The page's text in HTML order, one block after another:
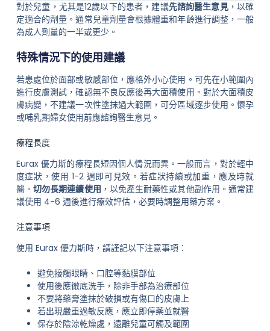
對於兒童，尤其是12歲以下的患者，建議先諮詢醫生意見，以確
定適合的劑量。通常兒童劑量會根據體重和年齡進行調整，一般
為成人劑量的一半或更少。
特殊情況下的使用建議
若患處位於面部或敏感部位，應格外小心使用。可先在小範圍內
進行皮膚測試，確認無不良反應後再大面積使用。對於大面積皮
膚病變，不建議一次性塗抹過大範圍，可分區域逐步使用。懷孕
或哺乳期婦女使用前應諮詢醫生意見。
療程長度
Eurax 優力斯的療程長短因個人情況而異。一般而言，對於輕中
度症狀，使用 1-2 週即可見效。若症狀持續或加重，應及時就
醫。切勿長期連續使用 ，以免產生耐藥性或其他副作用。通常建
議使用 4-6 週後進行療效評估，必要時調整用藥方案。
注意事項
使用 Eurax 優力斯時，請謹記以下注意事項：
避免接觸眼睛、口腔等黏膜部位
使用後應徹底洗手，除非手部為治療部位
不要將藥膏塗抹於破損或有傷口的皮膚上
若出現嚴重過敏反應，應立即停藥並就醫
保存於陰涼乾燥處，遠離兒童可觸及範圍